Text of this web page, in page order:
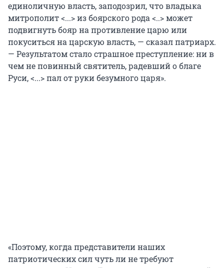
единоличную власть, заподозрил, что владыка
митрополит <...> из боярского рода <..> может
подвигнуть бояр на противление царю или
покуситься на царскую власть, — сказал патриарх.
— Результатом стало страшное преступление: ни в
чем не повинный святитель, радевший о благе
Руси, <...> пал от руки безумного царя».
«Поэтому, когда представители наших
патриотических сил чуть ли не требуют